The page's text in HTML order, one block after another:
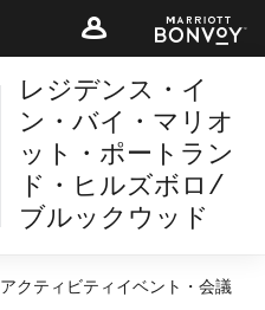
レジデンス・イ
ン・バイ・マリオ
ット・ポートラン
ド・ヒルズボロ/
ブルックウッド
アクティビティ イベント・会議